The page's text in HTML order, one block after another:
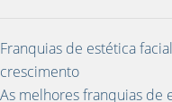
Franquias de estética
crescimento
As melhores franquias de